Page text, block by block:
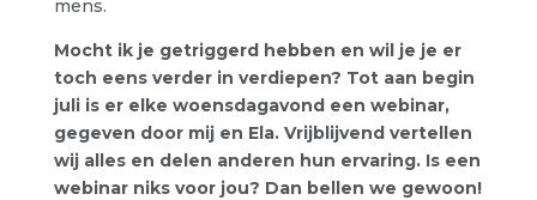
mens.
Mocht ik je getriggerd hebben en wil je je er
toch eens verder in verdiepen? Tot aan begin
juli is er elke woensdagavond een webinar,
gegeven door mij en Ela. Vrijblijvend vertellen
wij alles en delen anderen hun ervaring. Is een
webinar niks voor jou? Dan bellen we gewoon!